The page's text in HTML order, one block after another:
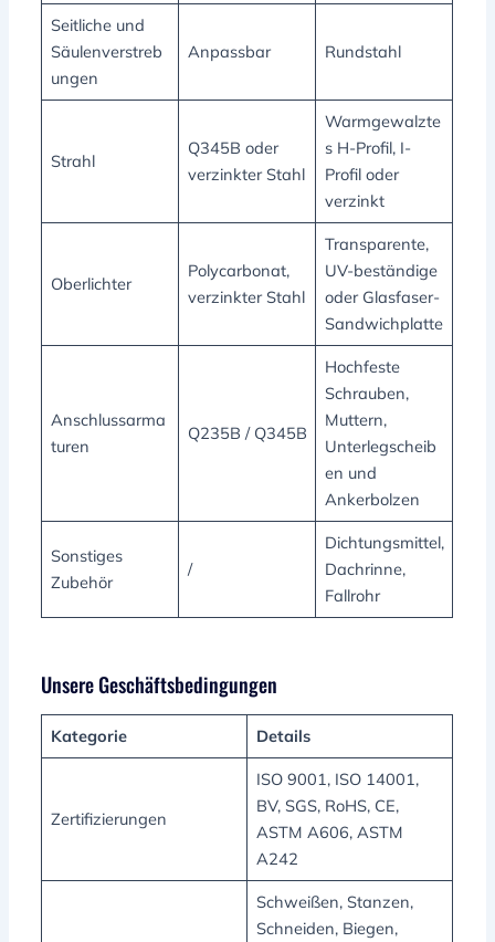
Seitliche und
Säulenverstreb
ungen
Anpassbar Rundstahl
Strahl
Q345B oder
verzinkter Stahl
Warmgewalzte
s H-Profil, I-
Profil oder
verzinkt
Oberlichter
Polycarbonat,
verzinkter Stahl
Transparente,
UV-beständige
oder Glasfaser-
Sandwichplatte
Anschlussarma
turen
Q235B / Q345B
Hochfeste
Schrauben,
Muttern,
Unterlegscheib
en und
Ankerbolzen
Sonstiges
Zubehör
/
Dichtungsmittel,
Dachrinne,
Fallrohr
Unsere Geschäftsbedingungen
Kategorie Details
Zertifizierungen
ISO 9001, ISO 14001,
BV, SGS, RoHS, CE,
ASTM A606, ASTM
A242
Schweißen, Stanzen,
Schneiden, Biegen,